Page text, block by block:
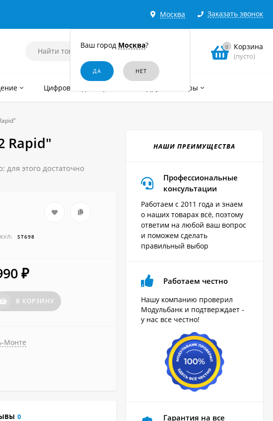
Москва
Ваш город Москва?
Заказать звонок
0 Корзина
(пусто)
Цифровые диктофоны Другие товары
Rapid"
для этого достаточно
ST698
₽
В КОРЗИНУ
Монте
0
НАШИ ПРЕИМУЩЕСТВА
Профессиональные
консультации
Работаем с 2011 года и знаем
о наших товарах всё, поэтому
ответим на любой ваш вопрос
и поможем сделать
правильный выбор
Работаем честно
Нашу компанию проверил
Модульбанк и подтверждает -
у нас все честно!
Гарантия на все